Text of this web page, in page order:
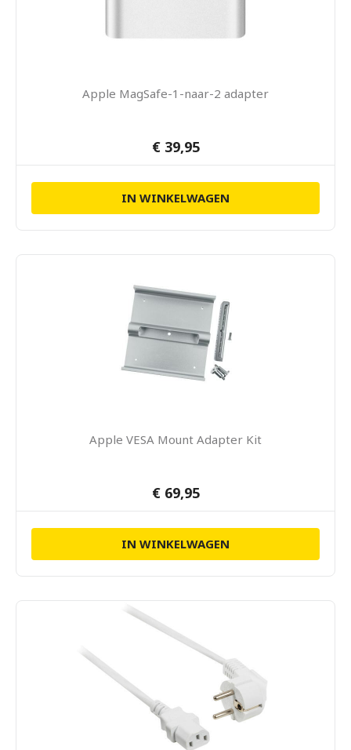
Apple MagSafe-1-naar-2 adapter
€ 39,95
IN WINKELWAGEN
Apple VESA Mount Adapter Kit
€ 69,95
IN WINKELWAGEN